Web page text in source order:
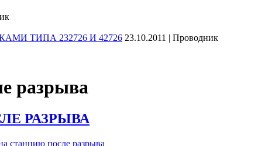
ТИПА 232726 И 42726 23.10.2011 | Проводник
разрыва
РАЗРЫВА
станцию после разрыва